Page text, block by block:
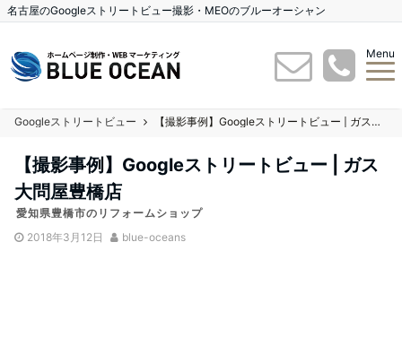
名古屋のGoogleストリートビュー撮影・MEOのブルーオーシャン
Menu
Googleストリートビュー 【撮影事例】Googleストリートビュー | ガス大問屋豊橋店
【撮影事例】Googleストリートビュー | ガス
大問屋豊橋店
愛知県豊橋市のリフォームショップ
2018年3月12日
blue-oceans